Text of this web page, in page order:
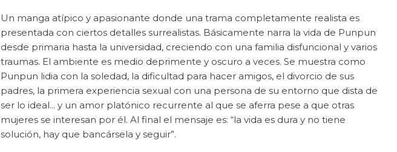
Un manga atípico y apasionante donde una trama completamente realista es
presentada con ciertos detalles surrealistas. Básicamente narra la vida de Punpun
desde primaria hasta la universidad, creciendo con una familia disfuncional y varios
traumas. El ambiente es medio deprimente y oscuro a veces. Se muestra como
Punpun lidia con la soledad, la dificultad para hacer amigos, el divorcio de sus
padres, la primera experiencia sexual con una persona de su entorno que dista de
ser lo ideal... y un amor platónico recurrente al que se aferra pese a que otras
mujeres se interesan por él. Al final el mensaje es: “la vida es dura y no tiene
solución, hay que bancársela y seguir”.